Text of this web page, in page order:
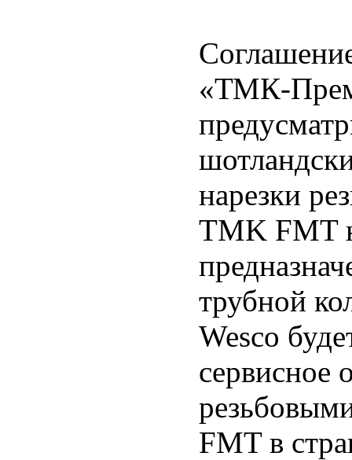
«ТМК-
нарезки
TMK FMT
трубной
Wesco
сервисное
FMT в